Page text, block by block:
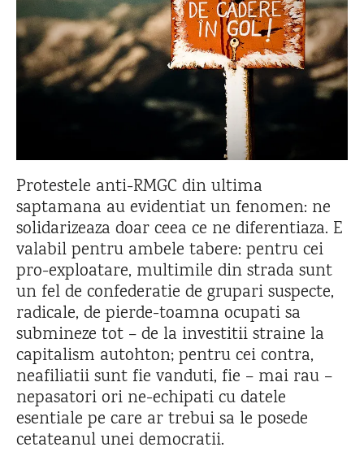
Protestele anti-RMGC din ultima
saptamana au evidentiat un fenomen: ne
solidarizeaza doar ceea ce ne diferentiaza. E
valabil pentru ambele tabere: pentru cei
pro-exploatare, multimile din strada sunt
un fel de confederatie de grupari suspecte,
radicale, de pierde-toamna ocupati sa
submineze tot – de la investitii straine la
capitalism autohton; pentru cei contra,
neafiliatii sunt fie vanduti, fie – mai rau –
nepasatori ori ne-echipati cu datele
esentiale pe care ar trebui sa le posede
cetateanul unei democratii.